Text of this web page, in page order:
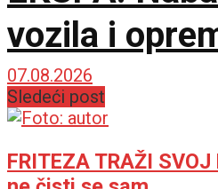
vozila i
čišćenje i
lokacije
07.08.2026
Sledeći post
FRITEZA TRAŽI